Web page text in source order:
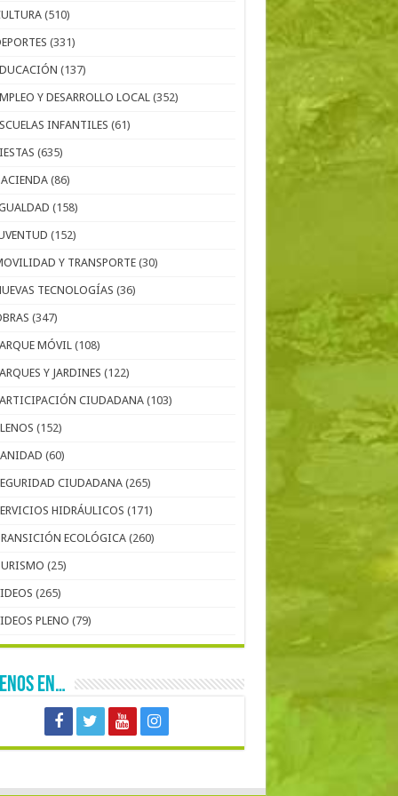
(510)
(331)
(137)
Y DESARROLLO LOCAL (352)
INFANTILES (61)
(635)
(86)
(158)
(152)
Y TRANSPORTE (30)
TECNOLOGÍAS (36)
(347)
MÓVIL (108)
Y JARDINES (122)
CIUDADANA (103)
(152)
(60)
CIUDADANA (265)
HIDRÁULICOS (171)
ECOLÓGICA (260)
(25)
(265)
PLENO (79)
EN…